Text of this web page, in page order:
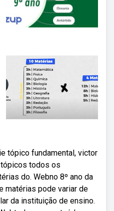
tópico fundamental, victor
todos os
do. Webno 8º ano da
matérias pode variar de
da instituição de ensino.